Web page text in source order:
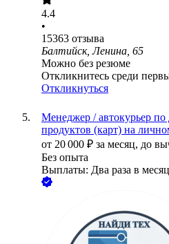
4.4
•
15363 отзыва
Балтийск, Ленина, 65
Можно без резюме
Откликнитесь среди
Откликнуться
Менеджер / автокурьер
продуктов (карт) на
от 20 000 ₽ за месяц, до
Без опыта
Выплаты: Два раза в месяц